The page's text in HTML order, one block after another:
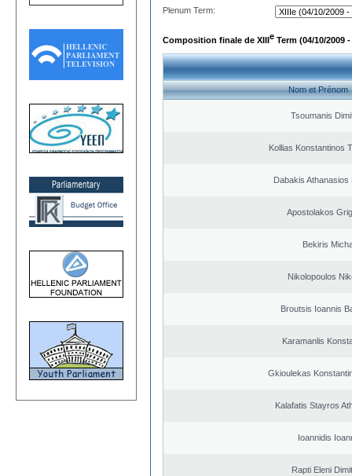
Plenum Term:
Composition finale de XIIIe Term (04/10/2009 -
Nom et Prénom
Tsoumanis
Kollias Konstantinos
Dabakis Athanasios
Apostolakos
Bekiris
Nikolopoulos
Broutsis Ioannis
Karamanlis
Gkioulekas
Kalafatis Stayros
Ioannidis
Rapti Eleni